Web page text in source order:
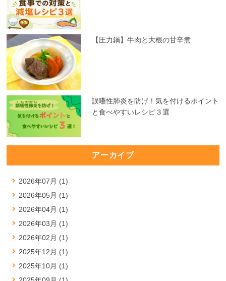
【圧力鍋】牛肉と大根の甘辛煮
誤嚥性肺炎を防げ！気を付けるポイント
と食べやすいレシピ３選
アーカイブ
2026年07月 (1)
2026年05月 (1)
2026年04月 (1)
2026年03月 (1)
2026年02月 (1)
2025年12月 (1)
2025年10月 (1)